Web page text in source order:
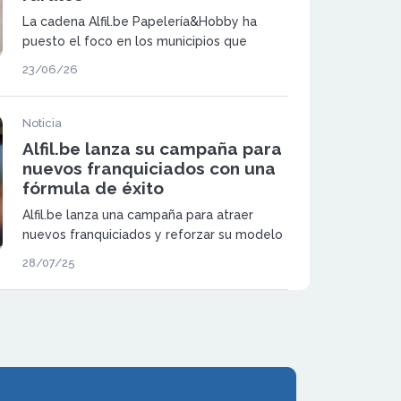
La cadena Alfil.be Papelería&Hobby ha
puesto el foco en los municipios que
de franquicia se presenta como una
alternativa viable para dinamizar el
comercio local.
23/06/26
Noticia
Alfil.be lanza su campaña para
nuevos franquiciados con una
fórmula de éxito
Alfil.be lanza una campaña para atraer
nuevos franquiciados y reforzar su modelo
28/07/25